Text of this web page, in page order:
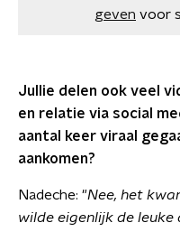
geven voor
Jullie delen ook veel
en relatie via social
aantal keer viraal
aankomen?
Nadeche: "Nee, het
wilde eigenlijk de leuke